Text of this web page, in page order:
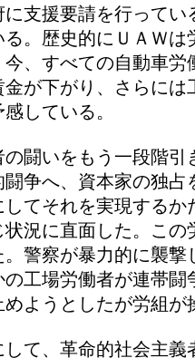
に支援要請を行って
る。歴史的にＵＡＷ
今、すべての自動車
金が下がり、さらに
している。
闘いをもう一段階引
闘争へ、資本家の独
してそれを実現する
状況に直面した。こ
。警察が暴力的に襲
の工場労働者が連帯
めようとしたが労組が
て、革命的社会主義